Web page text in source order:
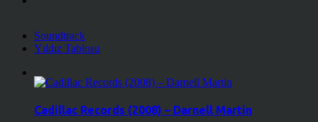
Soundtrack
Yıldız Tablosu
Cadillac Records (2008) – Darnell Martin